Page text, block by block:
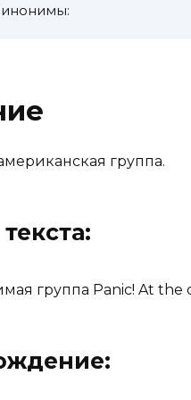
группа.
группа Panic! At the